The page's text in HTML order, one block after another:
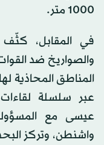
1000 متر.
في المقابل، كثّف
والصواريخ ضد
المناطق المحاذية
عبر سلسلة
عيسى مع
واشنطن، وتركز